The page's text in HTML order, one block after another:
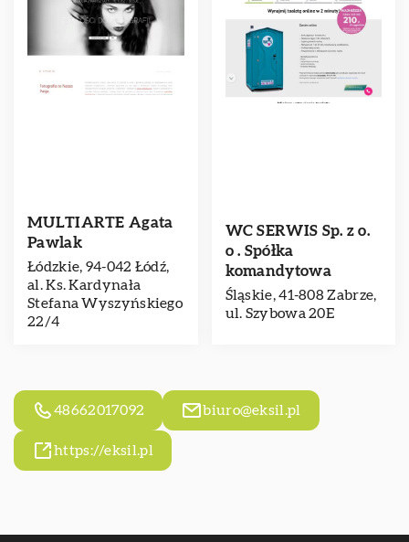
MULTIARTE Agata
Pawlak
Łódzkie, 94-042 Łódź,
al. Ks. Kardynała
Stefana Wyszyńskiego
22/4
WC SERWIS Sp. z o.
o . Spółka
komandytowa
Śląskie, 41-808 Zabrze,
ul. Szybowa 20E
48662017092 biuro@eksil.pl
https://eksil.pl